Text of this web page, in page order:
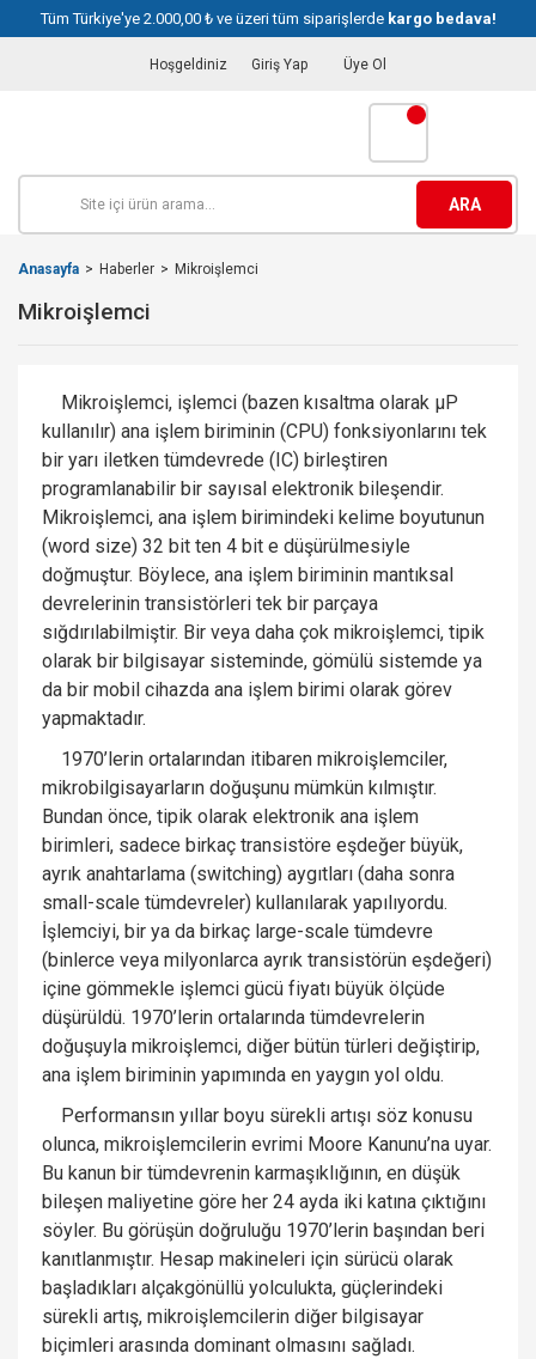
Tüm Türkiye'ye 2.000,00 ₺ ve üzeri tüm siparişlerde kargo bedava!
Hoşgeldiniz Giriş Yap Üye Ol
ARA
Anasayfa Haberler Mikroişlemci
Mikroişlemci
Mikroişlemci, işlemci (bazen kısaltma olarak µP
kullanılır) ana işlem biriminin (CPU) fonksiyonlarını tek
bir yarı iletken tümdevrede (IC) birleştiren
programlanabilir bir sayısal elektronik bileşendir.
Mikroişlemci, ana işlem birimindeki kelime boyutunun
(word size) 32 bit ten 4 bit e düşürülmesiyle
doğmuştur. Böylece, ana işlem biriminin mantıksal
devrelerinin transistörleri tek bir parçaya
sığdırılabilmiştir. Bir veya daha çok mikroişlemci, tipik
olarak bir bilgisayar sisteminde, gömülü sistemde ya
da bir mobil cihazda ana işlem birimi olarak görev
yapmaktadır.
1970’lerin ortalarından itibaren mikroişlemciler,
mikrobilgisayarların doğuşunu mümkün kılmıştır.
Bundan önce, tipik olarak elektronik ana işlem
birimleri, sadece birkaç transistöre eşdeğer büyük,
ayrık anahtarlama (switching) aygıtları (daha sonra
small-scale tümdevreler) kullanılarak yapılıyordu.
İşlemciyi, bir ya da birkaç large-scale tümdevre
(binlerce veya milyonlarca ayrık transistörün eşdeğeri)
içine gömmekle işlemci gücü fiyatı büyük ölçüde
düşürüldü. 1970’lerin ortalarında tümdevrelerin
doğuşuyla mikroişlemci, diğer bütün türleri değiştirip,
ana işlem biriminin yapımında en yaygın yol oldu.
Performansın yıllar boyu sürekli artışı söz konusu
olunca, mikroişlemcilerin evrimi Moore Kanunu’na uyar.
Bu kanun bir tümdevrenin karmaşıklığının, en düşük
bileşen maliyetine göre her 24 ayda iki katına çıktığını
söyler. Bu görüşün doğruluğu 1970’lerin başından beri
kanıtlanmıştır. Hesap makineleri için sürücü olarak
başladıkları alçakgönüllü yolculukta, güçlerindeki
sürekli artış, mikroişlemcilerin diğer bilgisayar
biçimleri arasında dominant olmasını sağladı.